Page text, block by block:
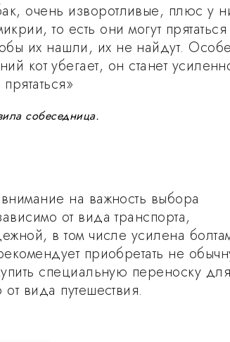
очень изворотливые, плюс у
то есть они могут прятаться
их нашли, их не найдут.
кот убегает, он станет
прятаться»
собеседница.
на важность выбора
от вида транспорта,
в том числе усилена
приобретать не
специальную переноску
вида путешествия.